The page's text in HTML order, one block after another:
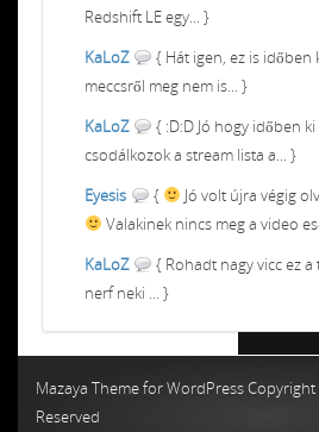
Redshift LE egy... }
KaLoZ
{ Hát igen, ez is időben
meccsről meg nem is... }
KaLoZ
{ :D:D Jó hogy időben
csodálkozok a stream lista a... }
Eyesis
{
Jó volt újra végig
Valakinek nincs meg a video
KaLoZ
{ Rohadt nagy vicc ez
nerf neki ... }
Mazaya Theme for WordPress
Reserved